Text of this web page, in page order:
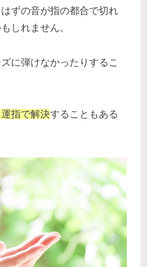
ずの音が指の都合で切れ
しれません。
に弾けなかったりするこ
指で解決することもある